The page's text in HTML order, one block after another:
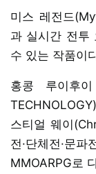
미스 레전드
과 실시간 전투
수 있는 작품이
홍콩 루이후
스티얼 웨이
전·단체전·문
MMOARPG로